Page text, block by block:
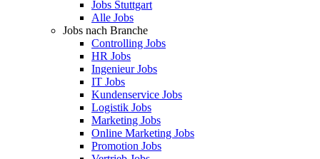
Jobs Stuttgart
Alle Jobs
Jobs nach Branche
Controlling Jobs
HR Jobs
Ingenieur Jobs
IT Jobs
Kundenservice Jobs
Logistik Jobs
Marketing Jobs
Online Marketing Jobs
Promotion Jobs